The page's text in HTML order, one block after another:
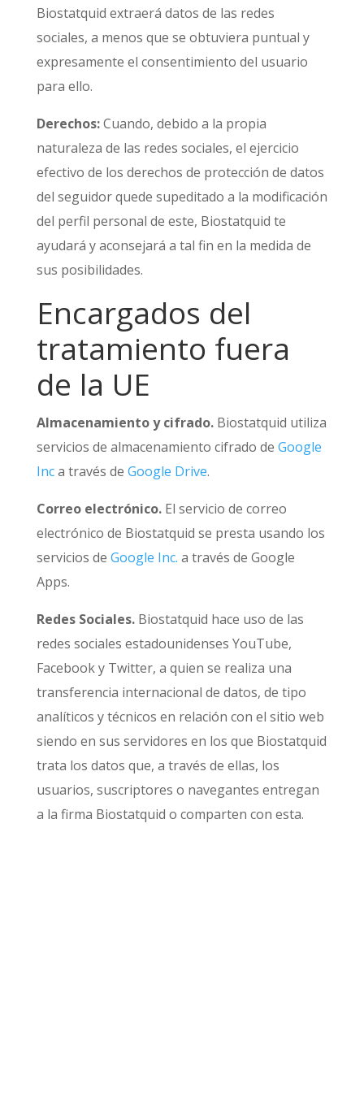
Biostatquid extraerá datos de las redes
sociales, a menos que se obtuviera puntual y
expresamente el consentimiento del usuario
para ello.
Derechos:Cuando, debido a la propia
naturaleza de las redes sociales, el ejercicio
efectivo de los derechos de protección de datos
del seguidor quede supeditado a la modificación
del perfil personal de este, Biostatquid te
ayudará y aconsejará a tal fin en la medida de
sus posibilidades.
Encargados del
tratamiento fuera
de la UE
Almacenamiento y cifrado.Biostatquid utiliza
servicios de almacenamiento cifrado de Google
Inca través de Google Drive.
Correo electrónico.El servicio de correo
electrónico de Biostatquid se presta usando los
servicios de Google Inc. a través de Google
Apps.
Redes Sociales.Biostatquid hace uso de las
redes sociales estadounidenses YouTube,
Facebook y Twitter, a quien se realiza una
transferencia internacional de datos, de tipo
analíticos y técnicos en relación con el sitio web
siendo en sus servidores en los que Biostatquid
trata los datos que, a través de ellas, los
usuarios, suscriptores o navegantes entregan
a la firma Biostatquid o comparten con esta.